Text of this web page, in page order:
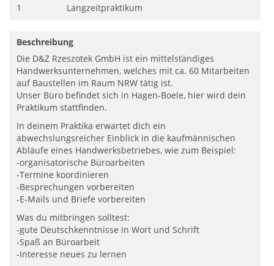
1
Langzeitpraktikum
Beschreibung
Die D&Z Rzeszotek GmbH ist ein mittelständiges
Handwerksunternehmen, welches mit ca. 60 Mitarbeiten
auf Baustellen im Raum NRW tätig ist.
Unser Büro befindet sich in Hagen-Boele, hier wird dein
Praktikum stattfinden.
In deinem Praktika erwartet dich ein
abwechslungsreicher Einblick in die kaufmännischen
Abläufe eines Handwerksbetriebes, wie zum Beispiel:
-organisatorische Büroarbeiten
-Termine koordinieren
-Besprechungen vorbereiten
-E-Mails und Briefe vorbereiten
Was du mitbringen solltest:
-gute Deutschkenntnisse in Wort und Schrift
-Spaß an Büroarbeit
-Interesse neues zu lernen